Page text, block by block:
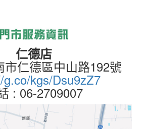
仁德店
市仁德區中山路192號
kgs/Dsu9zZ7
: 06-2709007